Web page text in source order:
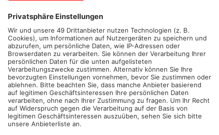
alle Brauereien Radio Primavera bestätigten. Vor einem Jahr
war das noch anders. 110.000 Liter musste allein Eder in
Großostheim entsorgen, Faust in Miltenberg über 40.000,
Glaabsbräu in Seligenstadt 15.000. Auch Schwind in
Aschaffenburg und die Wiesener Brauerei kippten damals
einzelne Fässer weg. Den Brauern tat das sicherlich noch mehr
weh als die Umsatzverluste, die immerhin teilweise von der
Überbrückungshilfe ausgeglichen werden konnten.
Mehr zum Thema